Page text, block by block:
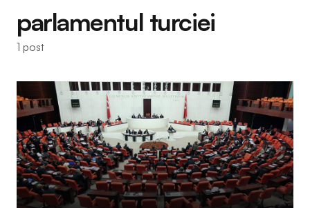
parlamentul turciei
1 post